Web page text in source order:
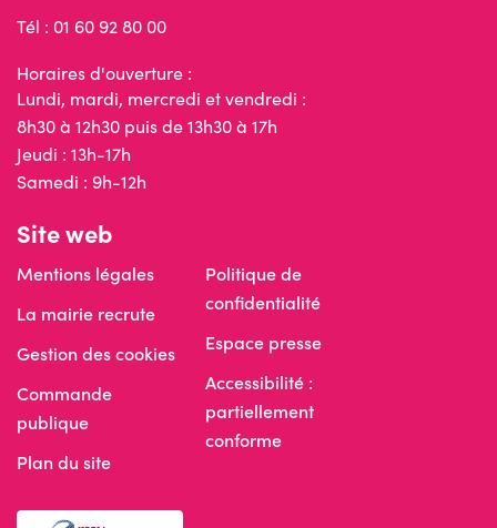
Tél : 01 60 92 80 00
Horaires d'ouverture :
Lundi, mardi, mercredi et vendredi :
8h30 à 12h30 puis de 13h30 à 17h
Jeudi : 13h-17h
Samedi : 9h-12h
Site web
Mentions légales
La mairie recrute
Gestion des cookies
Commande
publique
Plan du site
Politique de
confidentialité
Espace presse
Accessibilité :
partiellement
conforme